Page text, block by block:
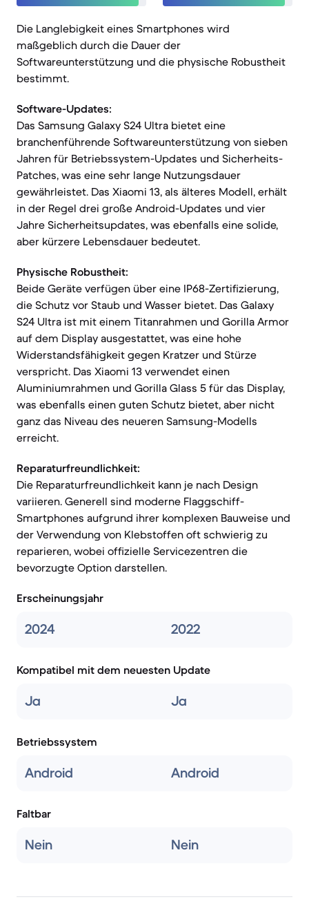
Die Langlebigkeit eines Smartphones wird
maßgeblich durch die Dauer der
Softwareunterstützung und die physische Robustheit
bestimmt.
Software-Updates:
Das Samsung Galaxy S24 Ultra bietet eine
branchenführende Softwareunterstützung von sieben
Jahren für Betriebssystem-Updates und Sicherheits-
Patches, was eine sehr lange Nutzungsdauer
gewährleistet. Das Xiaomi 13, als älteres Modell, erhält
in der Regel drei große Android-Updates und vier
Jahre Sicherheitsupdates, was ebenfalls eine solide,
aber kürzere Lebensdauer bedeutet.
Physische Robustheit:
Beide Geräte verfügen über eine IP68-Zertifizierung,
die Schutz vor Staub und Wasser bietet. Das Galaxy
S24 Ultra ist mit einem Titanrahmen und Gorilla Armor
auf dem Display ausgestattet, was eine hohe
Widerstandsfähigkeit gegen Kratzer und Stürze
verspricht. Das Xiaomi 13 verwendet einen
Aluminiumrahmen und Gorilla Glass 5 für das Display,
was ebenfalls einen guten Schutz bietet, aber nicht
ganz das Niveau des neueren Samsung-Modells
erreicht.
Reparaturfreundlichkeit:
Die Reparaturfreundlichkeit kann je nach Design
variieren. Generell sind moderne Flaggschiff-
Smartphones aufgrund ihrer komplexen Bauweise und
der Verwendung von Klebstoffen oft schwierig zu
reparieren, wobei offizielle Servicezentren die
bevorzugte Option darstellen.
Erscheinungsjahr
2024 2022
Kompatibel mit dem neuesten Update
Ja Ja
Betriebssystem
Android Android
Faltbar
Nein Nein